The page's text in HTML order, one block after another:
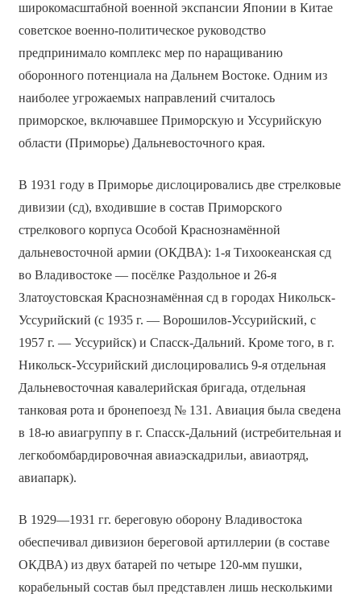
широкомасштабной военной экспансии Японии в Китае
советское военно-политическое руководство
предпринимало комплекс мер по наращиванию
оборонного потенциала на Дальнем Востоке. Одним из
наиболее угрожаемых направлений считалось
приморское, включавшее Приморскую и Уссурийскую
области (Приморье) Дальневосточного края.
В 1931 году в Приморье дислоцировались две стрелковые
дивизии (сд), входившие в состав Приморского
стрелкового корпуса Особой Краснознамённой
дальневосточной армии (ОКДВА): 1-я Тихоокеанская сд
во Владивостоке — посёлке Раздольное и 26-я
Златоустовская Краснознамённая сд в городах Никольск-
Уссурийский (с 1935 г. — Ворошилов-Уссурийский, с
1957 г. — Уссурийск) и Спасск-Дальний. Кроме того, в г.
Никольск-Уссурийский дислоцировались 9-я отдельная
Дальневосточная кавалерийская бригада, отдельная
танковая рота и бронепоезд № 131. Авиация была сведена
в 18-ю авиагруппу в г. Спасск-Дальний (истребительная и
легкобомбардировочная авиаэскадрильи, авиаотряд,
авиапарк).
В 1929—1931 гг. береговую оборону Владивостока
обеспечивал дивизион береговой артиллерии (в составе
ОКДВА) из двух батарей по четыре 120-мм пушки,
корабельный состав был представлен лишь несколькими